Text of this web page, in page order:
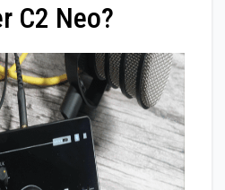
C2 Neo?